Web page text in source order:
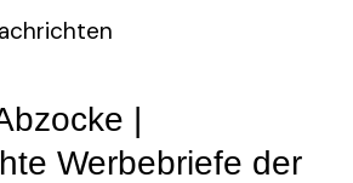
|
Werbebriefe der